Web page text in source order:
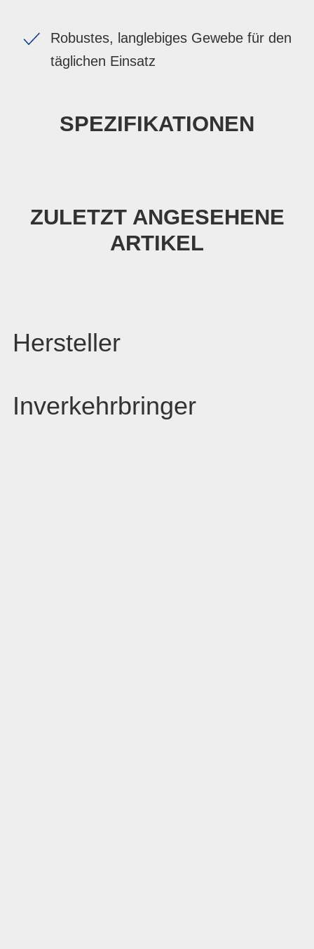
Robustes, langlebiges Gewebe für den
täglichen Einsatz
SPEZIFIKATIONEN
ZULETZT ANGESEHENE
ARTIKEL
Hersteller
Inverkehrbringer